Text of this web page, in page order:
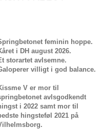
feminin hoppe.
i DH august 2026.
storartet avlsemne.
villigt i god balance.
V er mor til
avlsgodkendt
i 2022 samt mor til
hingsteføl 2021 på